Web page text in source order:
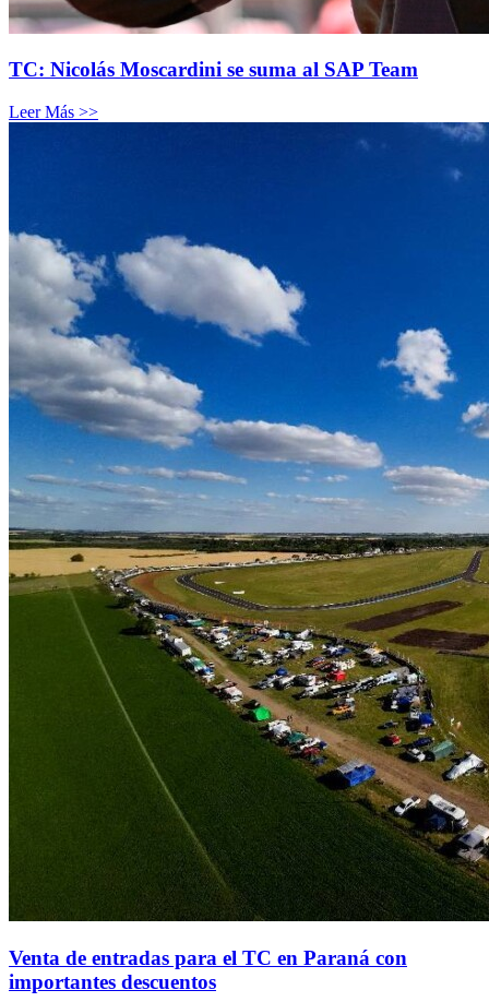
TC: Nicolás Moscardini se suma al SAP Team
Leer Más >>
Venta de entradas para el TC en Paraná con
importantes descuentos